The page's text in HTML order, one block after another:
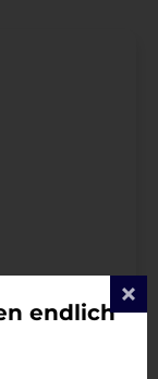
endlich